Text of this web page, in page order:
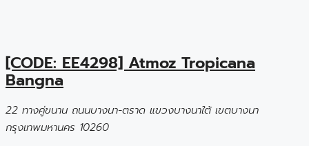
[CODE: EE4298] Atmoz Tropicana
Bangna
22 ทางคู่ขนาน ถนนบางนา-ตราด แขวงบางนาใต้ เขตบางนา
กรุงเทพมหานคร 10260